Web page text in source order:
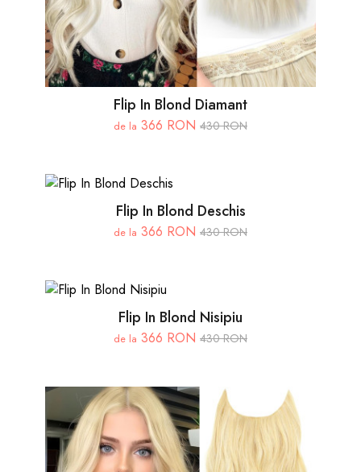
Flip In Blond Diamant
de la 366 RON 430 RON
Flip In Blond Deschis
de la 366 RON 430 RON
Flip In Blond Nisipiu
de la 366 RON 430 RON